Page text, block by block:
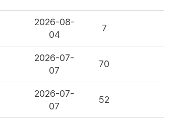
2026-08-
04
7
2026-07-
07
70
2026-07-
07
52